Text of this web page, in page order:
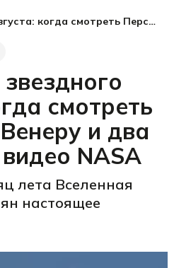
Календарь звездного августа: когда смотреть Персеиды, Венеру и два затмения - видео NASA
смотреть
и два
NASA
лета Вселенная
настоящее